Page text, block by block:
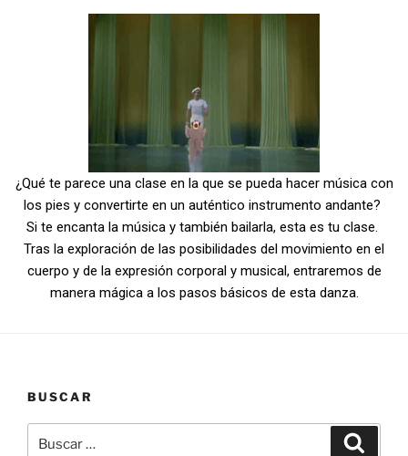
¿Qué te parece una clase en la que se pueda hacer música con
los pies y convertirte en un auténtico instrumento andante?
Si te encanta la música y también bailarla, esta es tu clase.
Tras la exploración de las posibilidades del movimiento en el
cuerpo y de la expresión corporal y musical, entraremos de
manera mágica a los pasos básicos de esta danza.
BUSCAR